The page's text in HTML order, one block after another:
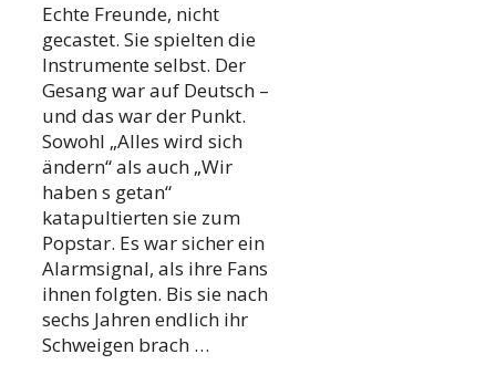
Echte Freunde, nicht
gecastet. Sie spielten die
Instrumente selbst. Der
Gesang war auf Deutsch –
und das war der Punkt.
Sowohl „Alles wird sich
ändern“ als auch „Wir
haben s getan“
katapultierten sie zum
Popstar. Es war sicher ein
Alarmsignal, als ihre Fans
ihnen folgten. Bis sie nach
sechs Jahren endlich ihr
Schweigen brach …